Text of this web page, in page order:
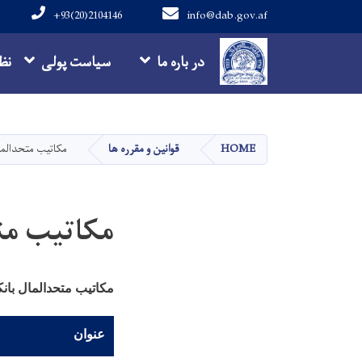
info@dab.gov.af
+93(20)2104146
Main navigation
در باره ما سیاست پولی
HOME قوانین و مقرره ها مکاتیب
مکاتیب
مکاتیب متحدالمال
عنوان